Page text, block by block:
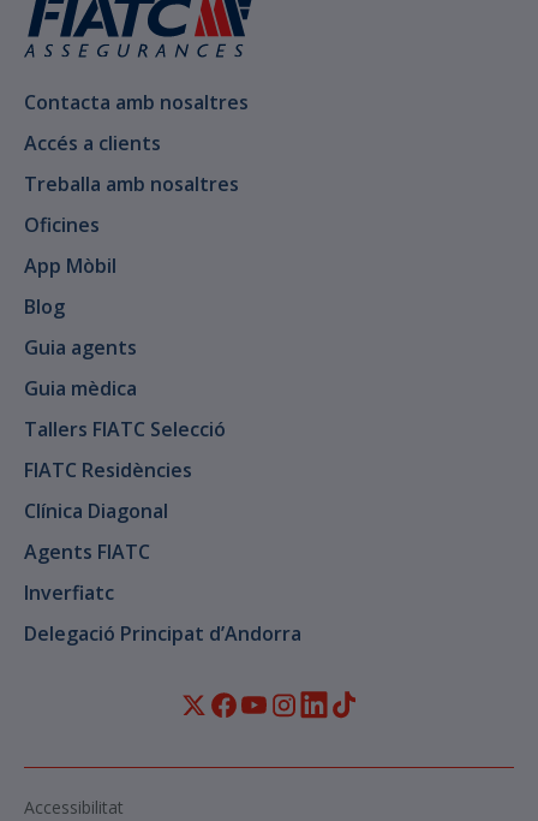
Contacta amb nosaltres
Accés a clients
Treballa amb nosaltres
Oficines
App Mòbil
Blog
Guia agents
Guia mèdica
Tallers FIATC Selecció
FIATC Residències
Clínica Diagonal
Agents FIATC
Inverfiatc
Delegació Principat d’Andorra
Accessibilitat